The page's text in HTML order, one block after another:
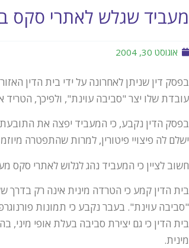
מעביד שגלש לאתרי סקס
אוגוסט 30, 2004
בפסק דין שניתן לאחרונה על ידי בית הדין
עובדת שלו יצר "סביבה עוינת", ולפיכך, הטריד
ישלם לה פיצויי פיטורין, למרות שהתפטרה
חשוב לציין כי המעביד נהג לגלוש לאתרי
בית הדין קמע כי הטרדה מינית אינה רק בדרך
"סביבה עוינת". בעבר נקבע כי תמונות
בית הדין כי גם יצירת סביבה בעלת אופי
מינית.